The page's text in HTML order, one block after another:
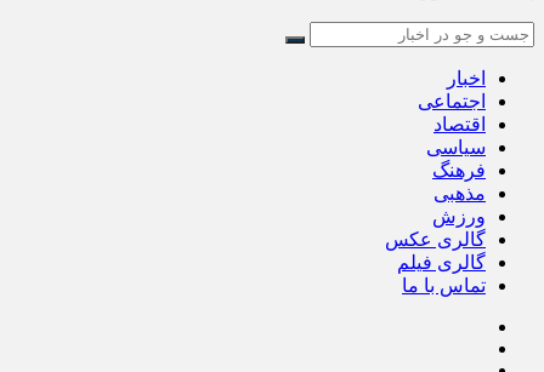
اخبار
اجتماعی
اقتصاد
سیاسی
فرهنگ
مذهبی
ورزش
گالری عکس
گالری فیلم
تماس با ما